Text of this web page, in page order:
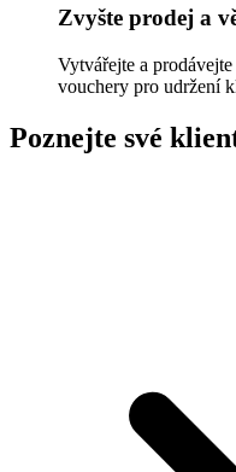
Zvyšte prodej a
Vytvářejte a
vouchery pro udržení
Poznejte své